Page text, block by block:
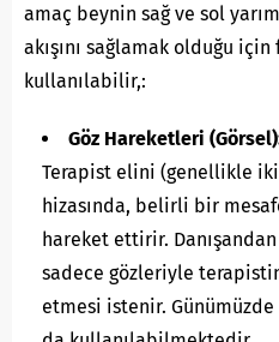
amaç beynin sağ ve sol
akışını sağlamak olduğu için
kullanılabilir,:
Göz Hareketleri
Terapist elini (genellikle iki
hizasında, belirli bir
hareket ettirir.
sadece gözleriyle
etmesi istenir.